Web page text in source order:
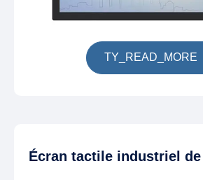
TY_READ_MORE
Écran tactile industriel de